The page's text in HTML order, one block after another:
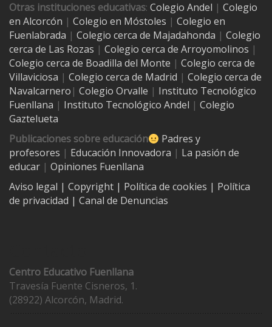
Otras instituciones educativas: Colegio Andel | Colegio
en Alcorcón | Colegio en Móstoles | Colegio en
Fuenlabrada | Colegio cerca de Majadahonda | Colegio
cerca de Las Rozas | Colegio cerca de Arroyomolinos |
Colegio cerca de Boadilla del Monte | Colegio cerca de
Villaviciosa | Colegio cerca de Madrid | Colegio cerca de
Navalcarnero | Colegio Orvalle | Instituto Tecnológico
Fuenllana | Instituto Tecnológico Andel | Colegio
Gaztelueta
Publicaciones sobre educación
Padres y
profesores | Educación Innovadora | La pasión de
educar | Opiniones Fuenllana
Aviso legal | Copyright | Política de cookies | Política
de privacidad | Canal de Denuncias
Centro Educativo Fuenllana
Travesía Fuente Cisneros, 1.
(28922) Alcorcón, Madrid.